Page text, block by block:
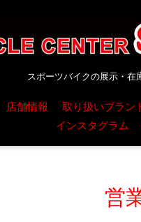
スポーツバイクの展示・在
店舗情報 取り扱いブラン
インスタグラム
営